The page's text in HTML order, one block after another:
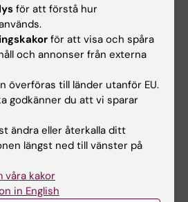
Vestlind
Katz
för att förstå hur
för att visa och spåra
och annonser från externa
överföras till länder utanför EU.
godkänner du att vi sparar
ändra eller återkalla ditt
längst ned till vänster på
våra kakor
in English